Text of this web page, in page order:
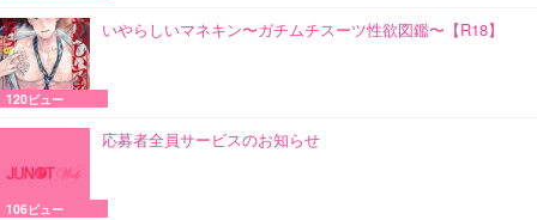
いやらしいマネキン〜ガチムチスーツ性欲図鑑〜【R18】
120ビュー
応募者全員サービスのお知らせ
106ビュー